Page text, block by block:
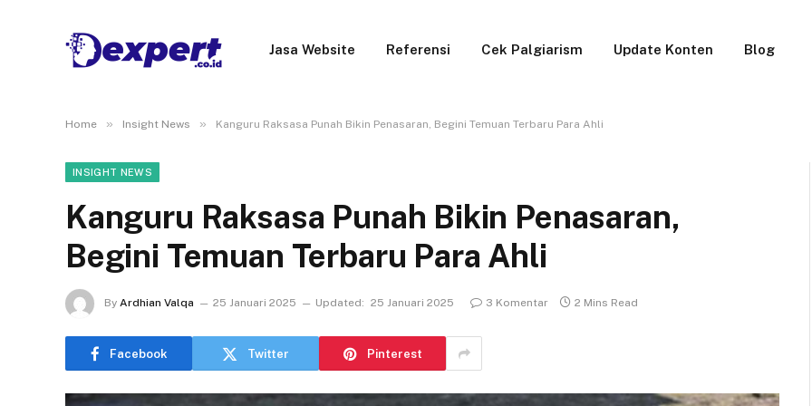
Jasa Website Referensi Cek Palgiarism Update Konten Blog
Home » Insight News » Kanguru Raksasa Punah Bikin Penasaran, Begini Temuan Terbaru Para Ahli
INSIGHT NEWS
Kanguru Raksasa Punah Bikin Penasaran,
Begini Temuan Terbaru Para Ahli
By Ardhian Valqa 25 Januari 2025 Updated: 25 Januari 2025 3 Komentar 2 Mins Read
Facebook Twitter Pinterest